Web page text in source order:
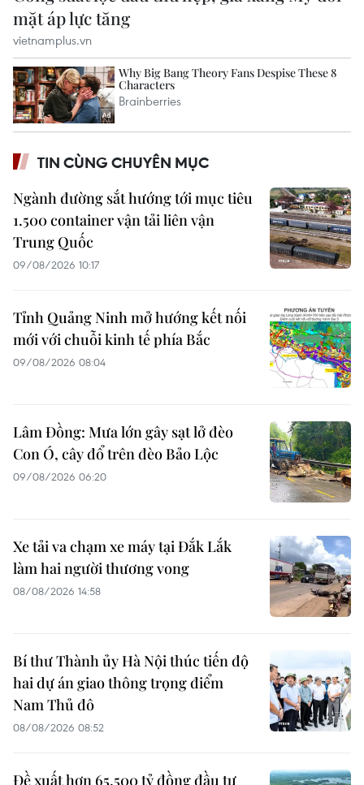
TIN CÙNG CHUYÊN MỤC
Ngành đường sắt hướng tới mục tiêu
1.500 container vận tải liên vận
Trung Quốc
09/08/2026 10:17
Tỉnh Quảng Ninh mở hướng kết nối
mới với chuỗi kinh tế phía Bắc
09/08/2026 08:04
Lâm Đồng: Mưa lớn gây sạt lở đèo
Con Ó, cây đổ trên đèo Bảo Lộc
09/08/2026 06:20
Xe tải va chạm xe máy tại Đắk Lắk
làm hai người thương vong
08/08/2026 14:58
Bí thư Thành ủy Hà Nội thúc tiến độ
hai dự án giao thông trọng điểm
Nam Thủ đô
08/08/2026 08:52
Đề xuất hơn 65.500 tỷ đồng đầu tư